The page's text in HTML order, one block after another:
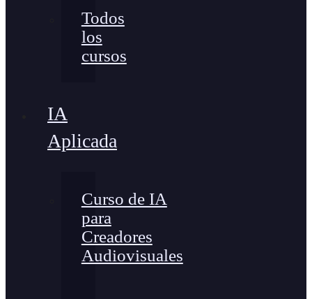
Todos
los
cursos
IA
Aplicada
Curso de IA
para
Creadores
Audiovisuales